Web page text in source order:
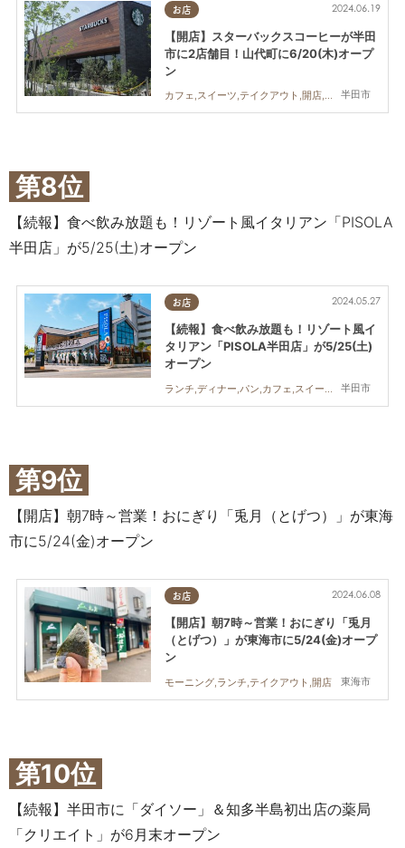
お店
半田市
2024.06.19
【開店】スターバックスコーヒーが半田
市に2店舗目！山代町に6/20(木)オープ
ン
カフェ,スイーツ,テイクアウト,開店,専門店,まちネタ
第8位
【続報】食べ飲み放題も！リゾート風イタリアン「PISOLA
半田店」が5/25(土)オープン
お店
半田市
2024.05.27
【続報】食べ飲み放題も！リゾート風イ
タリアン「PISOLA半田店」が5/25(土)
オープン
ランチ,ディナー,パン,カフェ,スイーツ,開店,まちネタ
第9位
【開店】朝7時～営業！おにぎり「兎月（とげつ）」が東海
市に5/24(金)オープン
お店
東海市
2024.06.08
【開店】朝7時～営業！おにぎり「兎月
（とげつ）」が東海市に5/24(金)オープ
ン
モーニング,ランチ,テイクアウト,開店
第10位
【続報】半田市に「ダイソー」＆知多半島初出店の薬局
「クリエイト」が6月末オープン